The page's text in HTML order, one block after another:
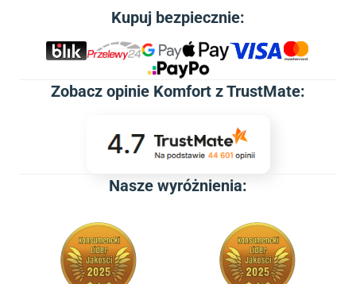
Kupuj bezpiecznie:
Zobacz opinie Komfort z TrustMate:
Nasze wyróżnienia: